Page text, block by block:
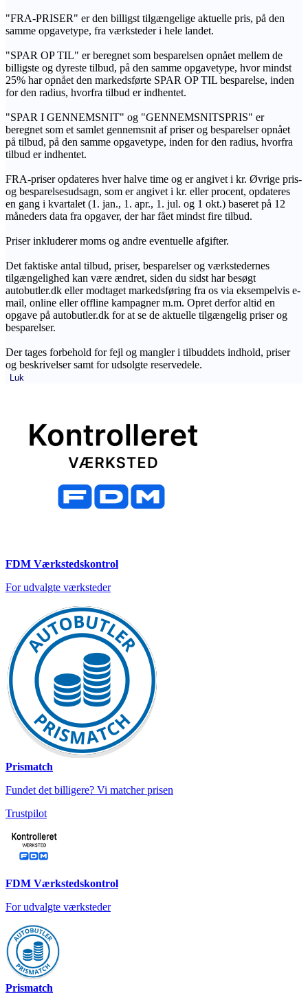
"FRA-PRISER" er den billigst tilgængelige aktuelle pris, på den
samme opgavetype, fra værksteder i hele landet.
"SPAR OP TIL" er beregnet som besparelsen opnået mellem de
billigste og dyreste tilbud, på den samme opgavetype, hvor mindst
25% har opnået den markedsførte SPAR OP TIL besparelse, inden
for den radius, hvorfra tilbud er indhentet.
"SPAR I GENNEMSNIT" og "GENNEMSNITSPRIS" er
beregnet som et samlet gennemsnit af priser og besparelser opnået
på tilbud, på den samme opgavetype, inden for den radius, hvorfra
tilbud er indhentet.
FRA-priser opdateres hver halve time og er angivet i kr. Øvrige pris-
og besparelsesudsagn, som er angivet i kr. eller procent, opdateres
en gang i kvartalet (1. jan., 1. apr., 1. jul. og 1 okt.) baseret på 12
måneders data fra opgaver, der har fået mindst fire tilbud.
Priser inkluderer moms og andre eventuelle afgifter.
Det faktiske antal tilbud, priser, besparelser og værkstedernes
tilgængelighed kan være ændret, siden du sidst har besøgt
autobutler.dk eller modtaget markedsføring fra os via eksempelvis e-
mail, online eller offline kampagner m.m. Opret derfor altid en
opgave på autobutler.dk for at se de aktuelle tilgængelig priser og
besparelser.
Der tages forbehold for fejl og mangler i tilbuddets indhold, priser
og beskrivelser samt for udsolgte reservedele.
Luk
FDM Værkstedskontrol
For udvalgte værksteder
Prismatch
Fundet det billigere? Vi matcher prisen
Trustpilot
FDM Værkstedskontrol
For udvalgte værksteder
Prismatch